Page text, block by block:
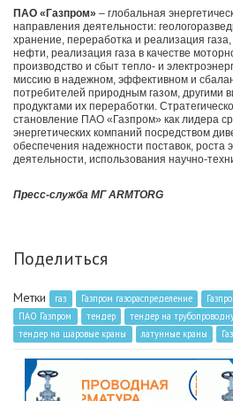
ПАО «Газпром» – глобальная
направления деятельности:
хранение, переработка и реализация газа,
нефти, реализация газа в качестве
производство и сбыт тепло- и
миссию в надежном, эффективном и
потребителей природным газом, другими
продуктами их переработки.
становление ПАО «Газпром» как лидера
энергетических компаний посредством
обеспечения надежности поставок, роста
деятельности, использования научно-
Пресс-служба МГ ARMTORG
Поделиться
Метки газ Газпром газораспределение
ПАО Газпром
тендер тендер на
тендер на шаровые краны
латунные краны